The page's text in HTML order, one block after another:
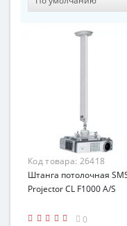
Код товара: 26418
Штанга потолочная
Projector CL F1000 A/S
0